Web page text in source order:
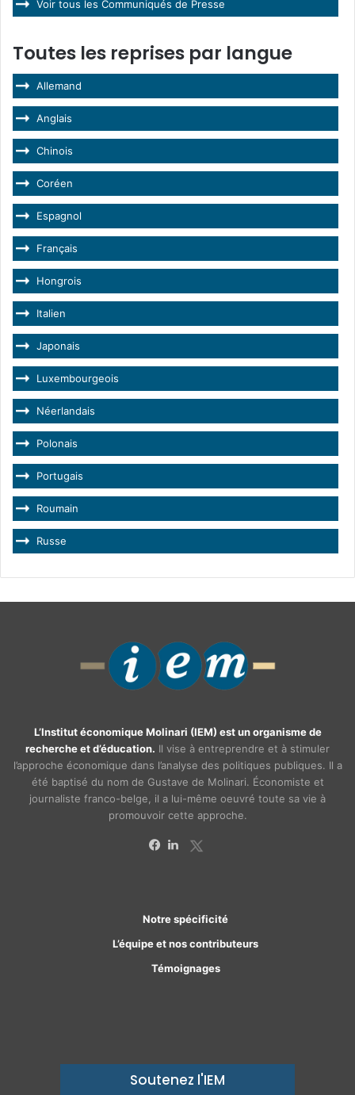
Voir tous les Communiqués de Presse
Toutes les reprises par langue
Allemand
Anglais
Chinois
Coréen
Espagnol
Français
Hongrois
Italien
Japonais
Luxembourgeois
Néerlandais
Polonais
Portugais
Roumain
Russe
L’Institut économique Molinari (IEM) est un organisme de
recherche et d’éducation. Il vise à entreprendre et à stimuler
l’approche économique dans l’analyse des politiques publiques. Il a
été baptisé du nom de Gustave de Molinari. Économiste et
journaliste franco-belge, il a lui-même oeuvré toute sa vie à
promouvoir cette approche.
Notre spécificité
L’équipe et nos contributeurs
Témoignages
Soutenez l'IEM